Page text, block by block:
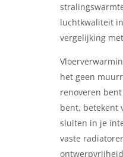
luchtkwaliteit
vergelijking
het geen
renoveren
bent, betekent
sluiten in je
vaste